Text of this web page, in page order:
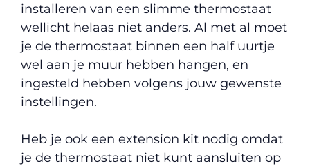
installeren van een slimme thermostaat
wellicht helaas niet anders. Al met al moet
je de thermostaat binnen een half uurtje
wel aan je muur hebben hangen, en
ingesteld hebben volgens jouw gewenste
instellingen.
Heb je ook een extension kit nodig omdat
je de thermostaat niet kunt aansluiten op